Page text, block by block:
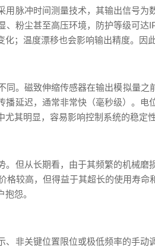
脉冲时间测量技术，其输出信号
粉尘甚至高压环境，防护等级可
；温度漂移也会影响输出精度。因
。磁致伸缩传感器在输出模拟量
延迟，通常非常快（毫秒级）。
其明显，容易影响控制系统的稳定性
但从长期看，由于其频繁的机械
较高，但得益于其超长的使用寿
怨。
非关键位置限位或极低频率的手